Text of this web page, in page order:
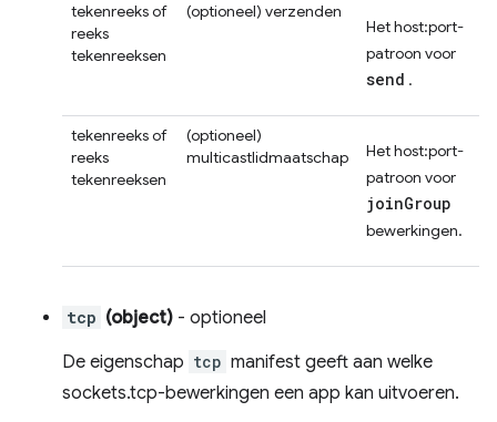
tekenreeks of
reeks
tekenreeksen
(optioneel) verzenden
Het host:port-
patroon voor
send .
tekenreeks of
reeks
tekenreeksen
(optioneel)
multicastlidmaatschap
Het host:port-
patroon voor
joinGroup
bewerkingen.
tcp (object) - optioneel
De eigenschap tcp manifest geeft aan welke
sockets.tcp-bewerkingen een app kan uitvoeren.